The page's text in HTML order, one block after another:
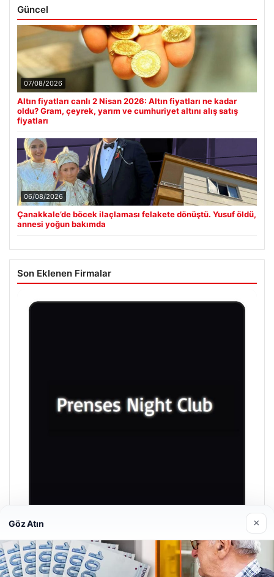
Güncel
07/08/2026
Altın fiyatları canlı 2 Nisan 2026: Altın fiyatları ne kadar
oldu? Gram, çeyrek, yarım ve cumhuriyet altını alış satış
fiyatları
06/08/2026
Çanakkale’de böcek ilaçlaması felakete dönüştü. Yusuf öldü,
annesi yoğun bakımda
Son Eklenen Firmalar
Prenses Night Club
29/04/2026
Göz Atın ×